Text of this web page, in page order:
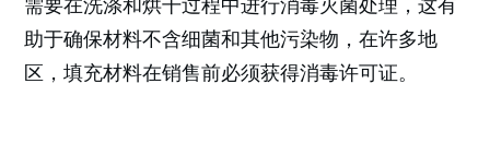
需要在洗涤和烘干过程中进行消毒灭菌处理，这有
助于确保材料不含细菌和其他污染物，在许多地
区，填充材料在销售前必须获得消毒许可证。